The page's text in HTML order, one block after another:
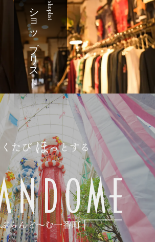
shoplist
ショップリスト